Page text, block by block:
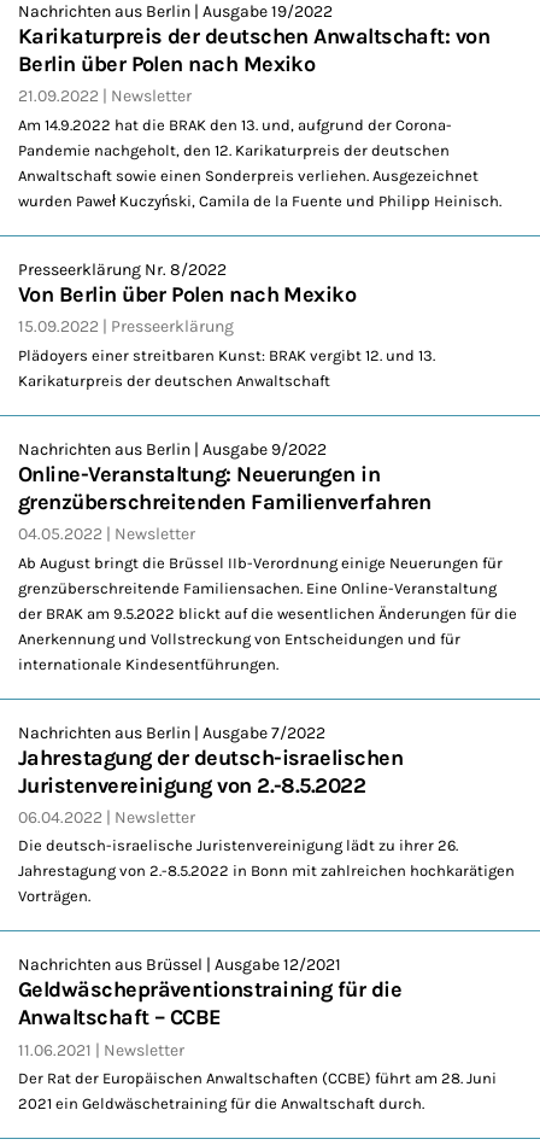
Nachrichten aus Berlin | Ausgabe 19/2022
Karikaturpreis der deutschen Anwaltschaft: von
Berlin über Polen nach Mexiko
21.09.2022 Newsletter
Am 14.9.2022 hat die BRAK den 13. und, aufgrund der Corona-
Pandemie nachgeholt, den 12. Karikaturpreis der deutschen
Anwaltschaft sowie einen Sonderpreis verliehen. Ausgezeichnet
wurden Paweł Kuczyński, Camila de la Fuente und Philipp Heinisch.
Presseerklärung Nr. 8/2022
Von Berlin über Polen nach Mexiko
15.09.2022 Presseerklärung
Plädoyers einer streitbaren Kunst: BRAK vergibt 12. und 13.
Karikaturpreis der deutschen Anwaltschaft
Nachrichten aus Berlin | Ausgabe 9/2022
Online-Veranstaltung: Neuerungen in
grenzüberschreitenden Familienverfahren
04.05.2022 Newsletter
Ab August bringt die Brüssel IIb-Verordnung einige Neuerungen für
grenzüberschreitende Familiensachen. Eine Online-Veranstaltung
der BRAK am 9.5.2022 blickt auf die wesentlichen Änderungen für die
Anerkennung und Vollstreckung von Entscheidungen und für
internationale Kindesentführungen.
Nachrichten aus Berlin | Ausgabe 7/2022
Jahrestagung der deutsch-israelischen
Juristenvereinigung von 2.-8.5.2022
06.04.2022 Newsletter
Die deutsch-israelische Juristenvereinigung lädt zu ihrer 26.
Jahrestagung von 2.-8.5.2022 in Bonn mit zahlreichen hochkarätigen
Vorträgen.
Nachrichten aus Brüssel | Ausgabe 12/2021
Geldwäschepräventionstraining für die
Anwaltschaft – CCBE
11.06.2021 Newsletter
Der Rat der Europäischen Anwaltschaften (CCBE) führt am 28. Juni
2021 ein Geldwäschetraining für die Anwaltschaft durch.